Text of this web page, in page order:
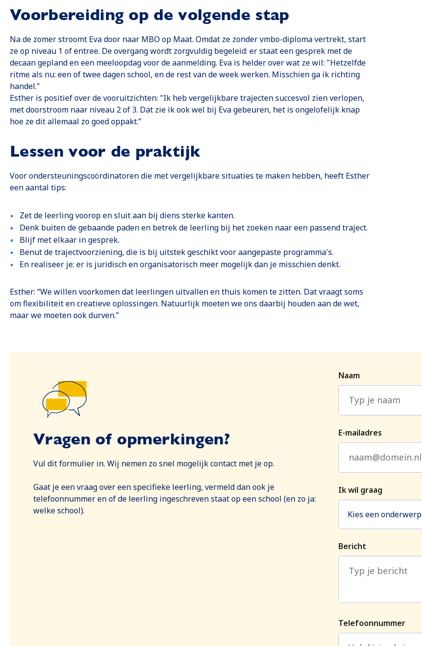
Voorbereiding op de volgende stap
Na de zomer stroomt Eva door naar MBO op Maat. Omdat ze zonder vmbo-diploma vertrekt, start
ze op niveau 1 of entree. De overgang wordt zorgvuldig begeleid: er staat een gesprek met de
decaan gepland en een meeloopdag voor de aanmelding. Eva is helder over wat ze wil: "Hetzelfde
ritme als nu: een of twee dagen school, en de rest van de week werken. Misschien ga ik richting
handel."
Esther is positief over de vooruitzichten: "Ik heb vergelijkbare trajecten succesvol zien verlopen,
met doorstroom naar niveau 2 of 3. Dat zie ik ook wel bij Eva gebeuren, het is ongelofelijk knap
hoe ze dit allemaal zo goed oppakt.”
Lessen voor de praktijk
Voor ondersteuningscoördinatoren die met vergelijkbare situaties te maken hebben, heeft Esther
een aantal tips:
Zet de leerling voorop en sluit aan bij diens sterke kanten.
Denk buiten de gebaande paden en betrek de leerling bij het zoeken naar een passend traject.
Blijf met elkaar in gesprek.
Benut de trajectvoorziening, die is bij uitstek geschikt voor aangepaste programma's.
En realiseer je: er is juridisch en organisatorisch meer mogelijk dan je misschien denkt.
Esther: “We willen voorkomen dat leerlingen uitvallen en thuis komen te zitten. Dat vraagt soms
om flexibiliteit en creatieve oplossingen. Natuurlijk moeten we ons daarbij houden aan de wet,
maar we moeten ook durven.”
Vragen of opmerkingen?
Vul dit formulier in. Wij nemen zo snel mogelijk contact met je op.
Gaat je een vraag over een specifieke leerling, vermeld dan ook je
telefoonnummer en of de leerling ingeschreven staat op een school (en zo ja:
welke school).
Naam
E-mailadres
Ik wil graag
Kies een onderwerp
Bericht
Telefoonnummer